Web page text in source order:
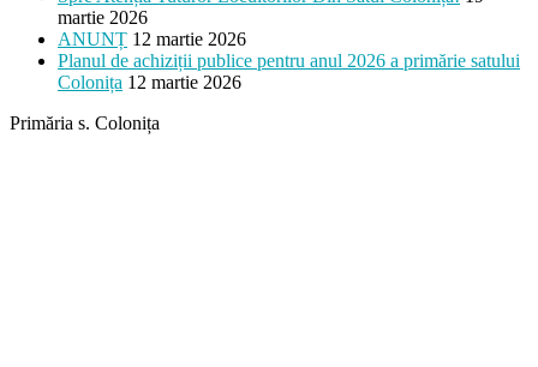
martie 2026
ANUNȚ 12 martie 2026
Planul de achiziții publice pentru anul 2026 a primărie satului
Colonița 12 martie 2026
Primăria s. Colonița